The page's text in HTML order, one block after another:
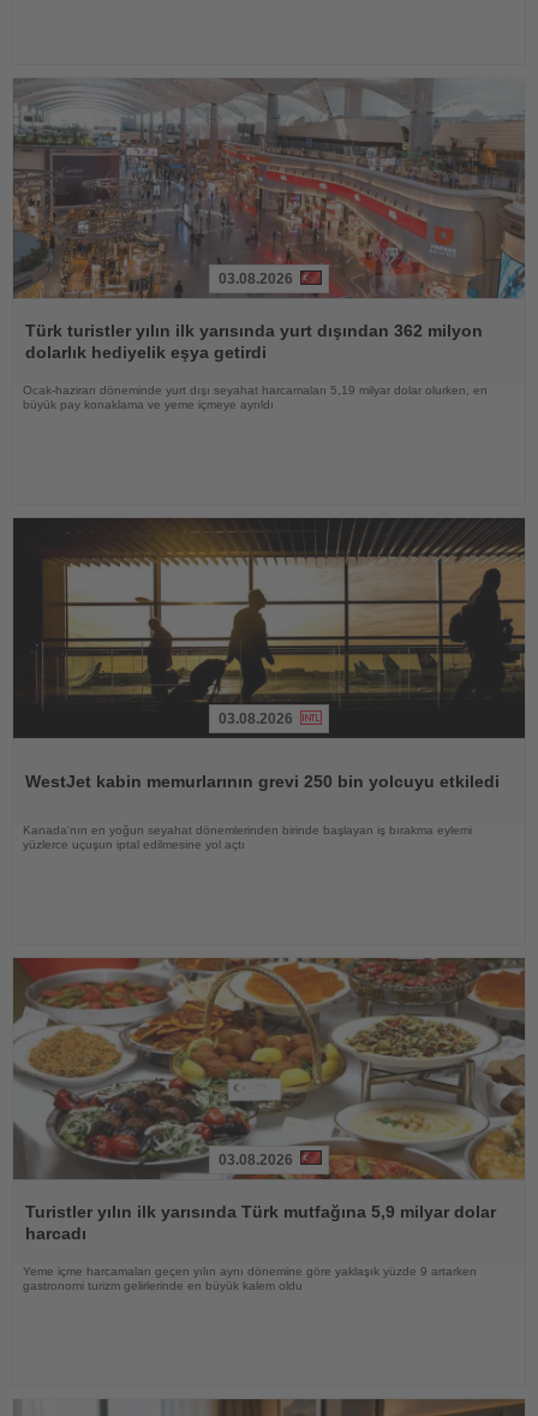
Oku
03.08.2026
Türk turistler yılın ilk yarısında yurt dışından 362 milyon
dolarlık hediyelik eşya getirdi
Ocak-haziran döneminde yurt dışı seyahat harcamaları 5,19 milyar dolar olurken, en
büyük pay konaklama ve yeme içmeye ayrıldı
03.08.2026
WestJet kabin memurlarının grevi 250 bin yolcuyu etkiledi
Kanada'nın en yoğun seyahat dönemlerinden birinde başlayan iş bırakma eylemi
yüzlerce uçuşun iptal edilmesine yol açtı
Oku
03.08.2026
Turistler yılın ilk yarısında Türk mutfağına 5,9 milyar dolar
harcadı
Yeme içme harcamaları geçen yılın aynı dönemine göre yaklaşık yüzde 9 artarken
gastronomi turizm gelirlerinde en büyük kalem oldu